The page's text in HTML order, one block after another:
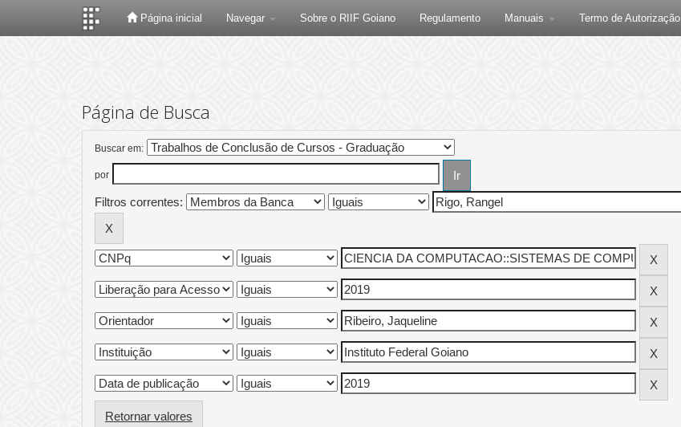
Página inicial Navegar Sobre o RIIF Goiano Regulamento Manuais Termo de Autorização
Página de Busca
Buscar em:
por
Filtros correntes:
Retornar valores